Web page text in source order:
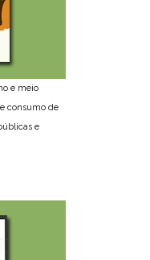
e meio
consumo de
e